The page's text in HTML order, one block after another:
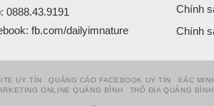
0888.43.9191
fb.com/dailyimnature
Chính
Chính
UY TÍN QUẢNG CÁO FACEBOOK UY TÍN XÁC
ONLINE QUẢNG BÌNH THỔ ĐỊA QUẢNG BÌNH